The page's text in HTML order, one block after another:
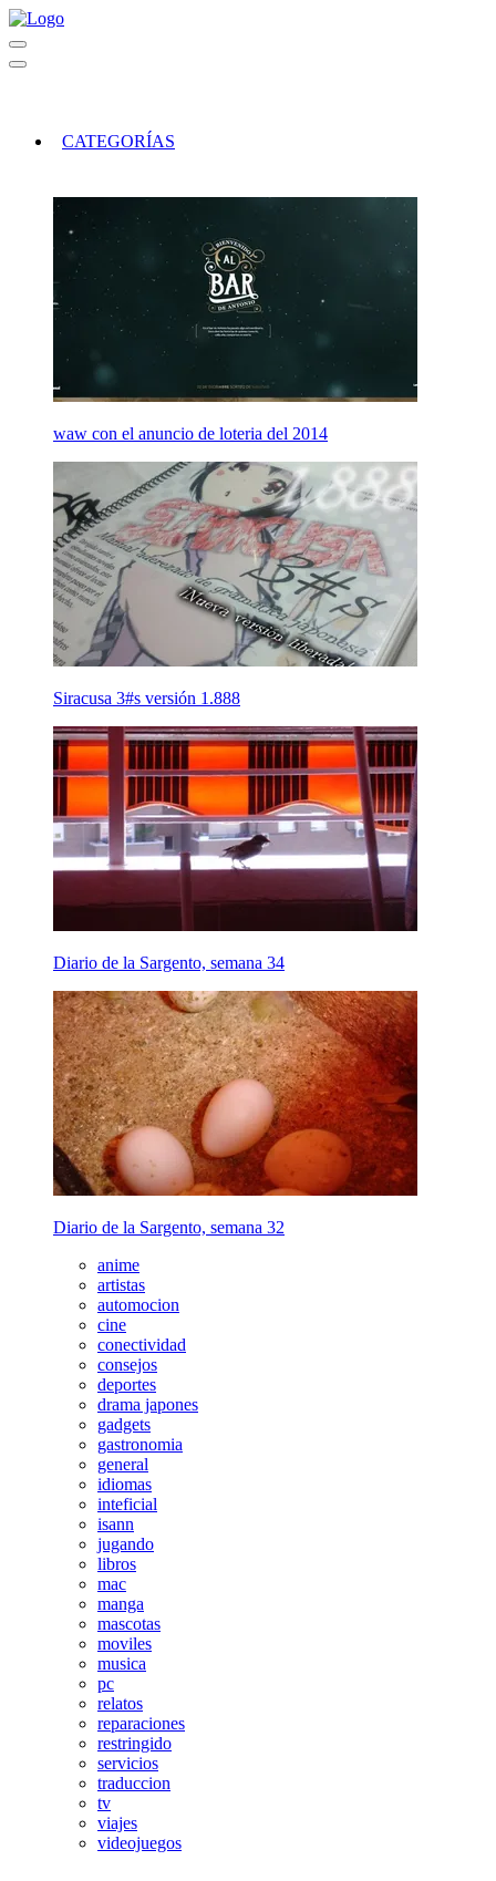
CATEGORÍAS
waw con el anuncio de loteria del 2014
Siracusa 3#s versión 1.888
Diario de la Sargento, semana 34
Diario de la Sargento, semana 32
anime
artistas
automocion
cine
conectividad
consejos
deportes
drama japones
gadgets
gastronomia
general
idiomas
inteficial
isann
jugando
libros
mac
manga
mascotas
moviles
musica
pc
relatos
reparaciones
restringido
servicios
traduccion
tv
viajes
videojuegos